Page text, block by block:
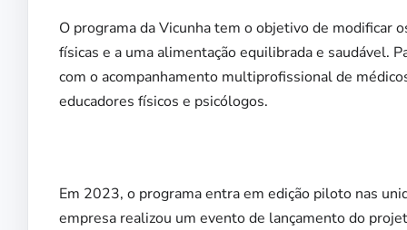
O programa da Vicunha tem o objetivo de modificar
físicas e a uma alimentação equilibrada e saudável.
com o acompanhamento multiprofissional de
educadores físicos e psicólogos.
Em 2023, o programa entra em edição piloto nas
empresa realizou um evento de lançamento do